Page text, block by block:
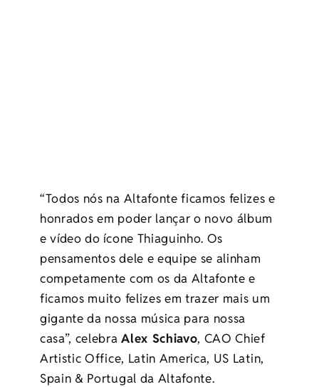
“Todos nós na Altafonte ficamos felizes e
honrados em poder lançar o novo álbum
e vídeo do ícone Thiaguinho. Os
pensamentos dele e equipe se alinham
competamente com os da Altafonte e
ficamos muito felizes em trazer mais um
gigante da nossa música para nossa
casa”, celebraAlex Schiavo, CAO Chief
Artistic Office, Latin America, US Latin,
Spain & Portugal da Altafonte.